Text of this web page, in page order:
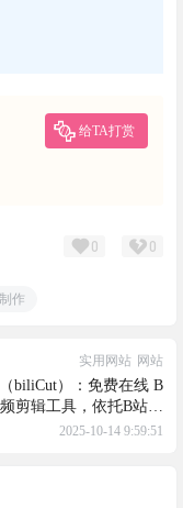
给TA打赏
0 0
作
实用网站 网站
biliCut）：免费在线 B
剪辑工具，依托B站开
接口可应用于bilibili片
2025-10-14 9:59:51